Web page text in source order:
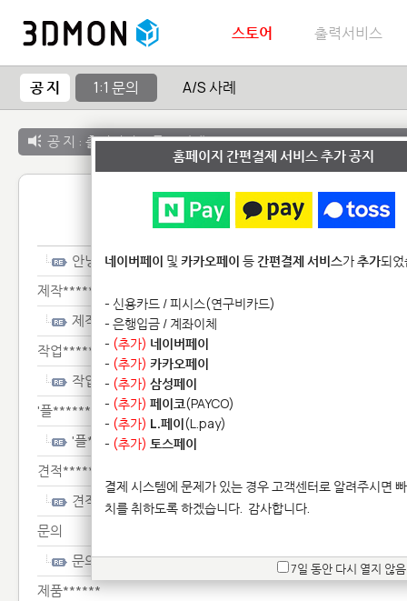
스토어 출력서비스
공 지 1:1 문의 A/S 사례
공 지 : 출력서비스 종료 안내
1:1 문
안녕****************************
제작******
제작******
작업*****
작업*****
'플***************************************************
'플
견적**********
견적**********
문의
문의
제품******
홈페이지 간편결제 서비스 추가 공지
네이버페이 및 카카오페이 등간편결제 서비스가추가되
- 신용카드 / 피시스(연구비카드)
- 은행입금 / 계좌이체
- (추가) 네이버페이
- (추가) 카카오페이
- (추가) 삼성페이
- (추가) 페이코(PAYCO)
- (추가) L.페이(L.pay)
- (추가) 토스페이
결제 시스템에 문제가 있는 경우 고객센터로 알려주시면
치를 취하도록 하겠습니다. 감사합니다.
7일 동안 다시 열지 않음